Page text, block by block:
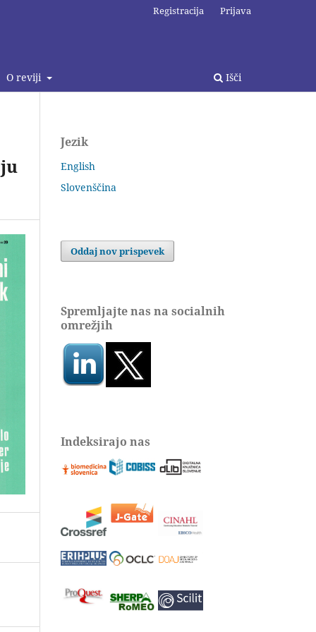
O reviji Išči
Registracija Prijava
Jezik
English
Slovenščina
Oddaj nov prispevek
Spremljajte nas na socialnih
omrežjih
Indeksirajo nas